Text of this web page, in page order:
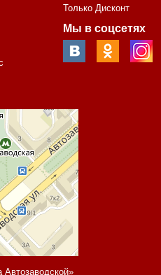
Только Дисконт
Мы в соцсетях
Автозаводской»